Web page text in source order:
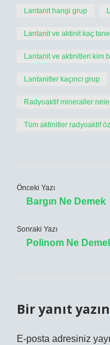
Lantanit hangi grup
Lantanit ve aktinit kaç tane
Lantanit ve aktinitleri kim
Lantanitler kaçıncı grup
Radyoaktif mineraller
Tüm aktinitler radyoaktif
Önceki Yazı
Bargın Ne Demek
Sonraki Yazı
Polinom Ne
Bir yanıt yazın
E-posta adresiniz